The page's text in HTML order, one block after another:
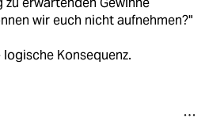
wir euch nicht aufnehmen?"
logische Konsequenz.